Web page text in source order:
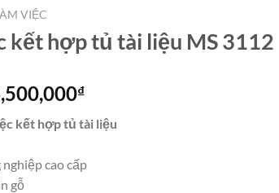
VIỆC
kết hợp tủ tài liệu MS 3112
gốc
₫Giá
tại
6,500,000₫.
kết hợp tủ tài liệu
cao cấp
gỗ